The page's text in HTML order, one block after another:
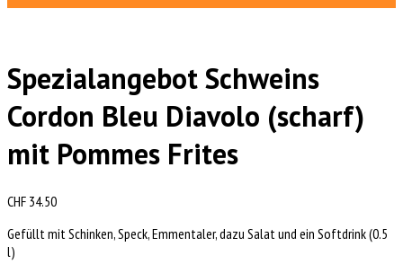
Spezialangebot Schweins
Cordon Bleu Diavolo (scharf)
mit Pommes Frites
CHF 34.50
Gefüllt mit Schinken, Speck, Emmentaler, dazu Salat und ein Softdrink (0.5
l)